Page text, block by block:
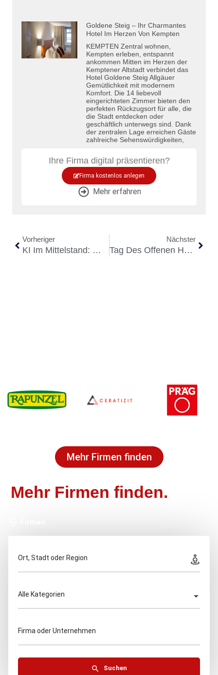
Goldene Steig – Ihr Charmantes
Hotel Im Herzen Von Kempten
KEMPTEN Zentral wohnen,
Kempten erleben, entspannt
ankommen Mitten im Herzen der
Kemptener Altstadt verbindet das
Hotel Goldene Steig Allgäuer
Gemütlichkeit mit modernem
Komfort. Die 14 liebevoll
eingerichteten Zimmer bieten den
perfekten Rückzugsort für alle, die
die Stadt entdecken oder
geschäftlich unterwegs sind. Dank
der zentralen Lage erreichen Gäste
zahlreiche Sehenswürdigkeiten,
Ihre Firma digital präsentieren?
Firma kostenlos anlegen
Mehr erfahren
Vorheriger
KI Im Mittelstand: Welche Unternehmen Im Allgäu Jetzt Profitieren – Und Welche Den Anschluss Verlieren
Nächster
Tag Des Offenen Heizwerks
Mehr Firmen finden
Mehr Firmen finden.
Ort, Stadt oder Region
Alle Kategorien
Firma oder Unternehmen
Suchen